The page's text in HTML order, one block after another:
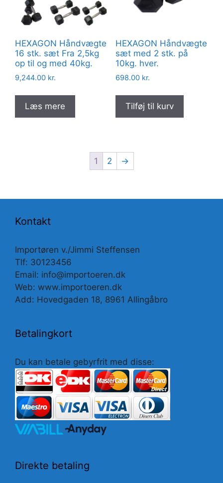
HEXAGON Håndvægte
16 stk. sæt Fra 2,5kg
op til og med 40kg.
9,244.00 kr.
Læs mere
HEXAGON Håndvægte
sæt med 2 stk. på
10kg. hver.
698.00 kr.
Tilføj til kurv
1 2 →
Kontakt
Importøren v./Jimmi Steffensen
Tlf: 30123456
Email: info@importoeren.dk
Web: www.importoeren.dk
Add: Hovedgaden 18, 8961 Allingåbro
Betalingkort
Du kan betale gebyrfrit med disse:
Direkte betaling